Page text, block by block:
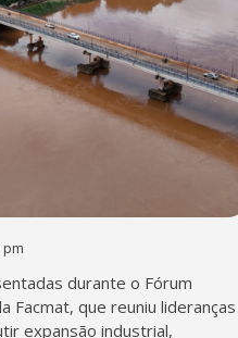
durante o Fórum
Facmat, que reuniu lideranças
expansão industrial,